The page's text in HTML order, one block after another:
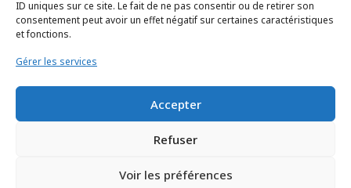
ID uniques sur ce site. Le fait de ne pas consentir ou de retirer son
consentement peut avoir un effet négatif sur certaines caractéristiques
et fonctions.
Gérer les services
Accepter
Refuser
Voir les préférences